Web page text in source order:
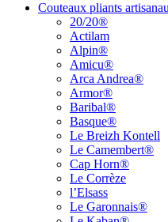
Couteaux pliants
20/20®
Actilam
Alpin®
Amicu®
Arca Andrea®
Armor®
Baribal®
Basque®
Le Breizh Kontell
Le Camembert®
Cap Horn®
Le Corrèze
l’Elsass
Le Garonnais®